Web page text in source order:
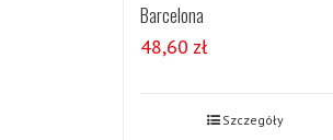
Barcelona
48,60 zł
Szczegóły